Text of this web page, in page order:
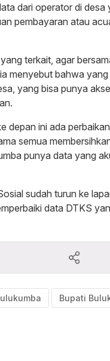
dari operator di desa
pembayaran atau
terkait, agar
menyebut bahwa
yang bisa punya
depan ini ada
semua
punya data yang
sudah turun ke
data DTKS